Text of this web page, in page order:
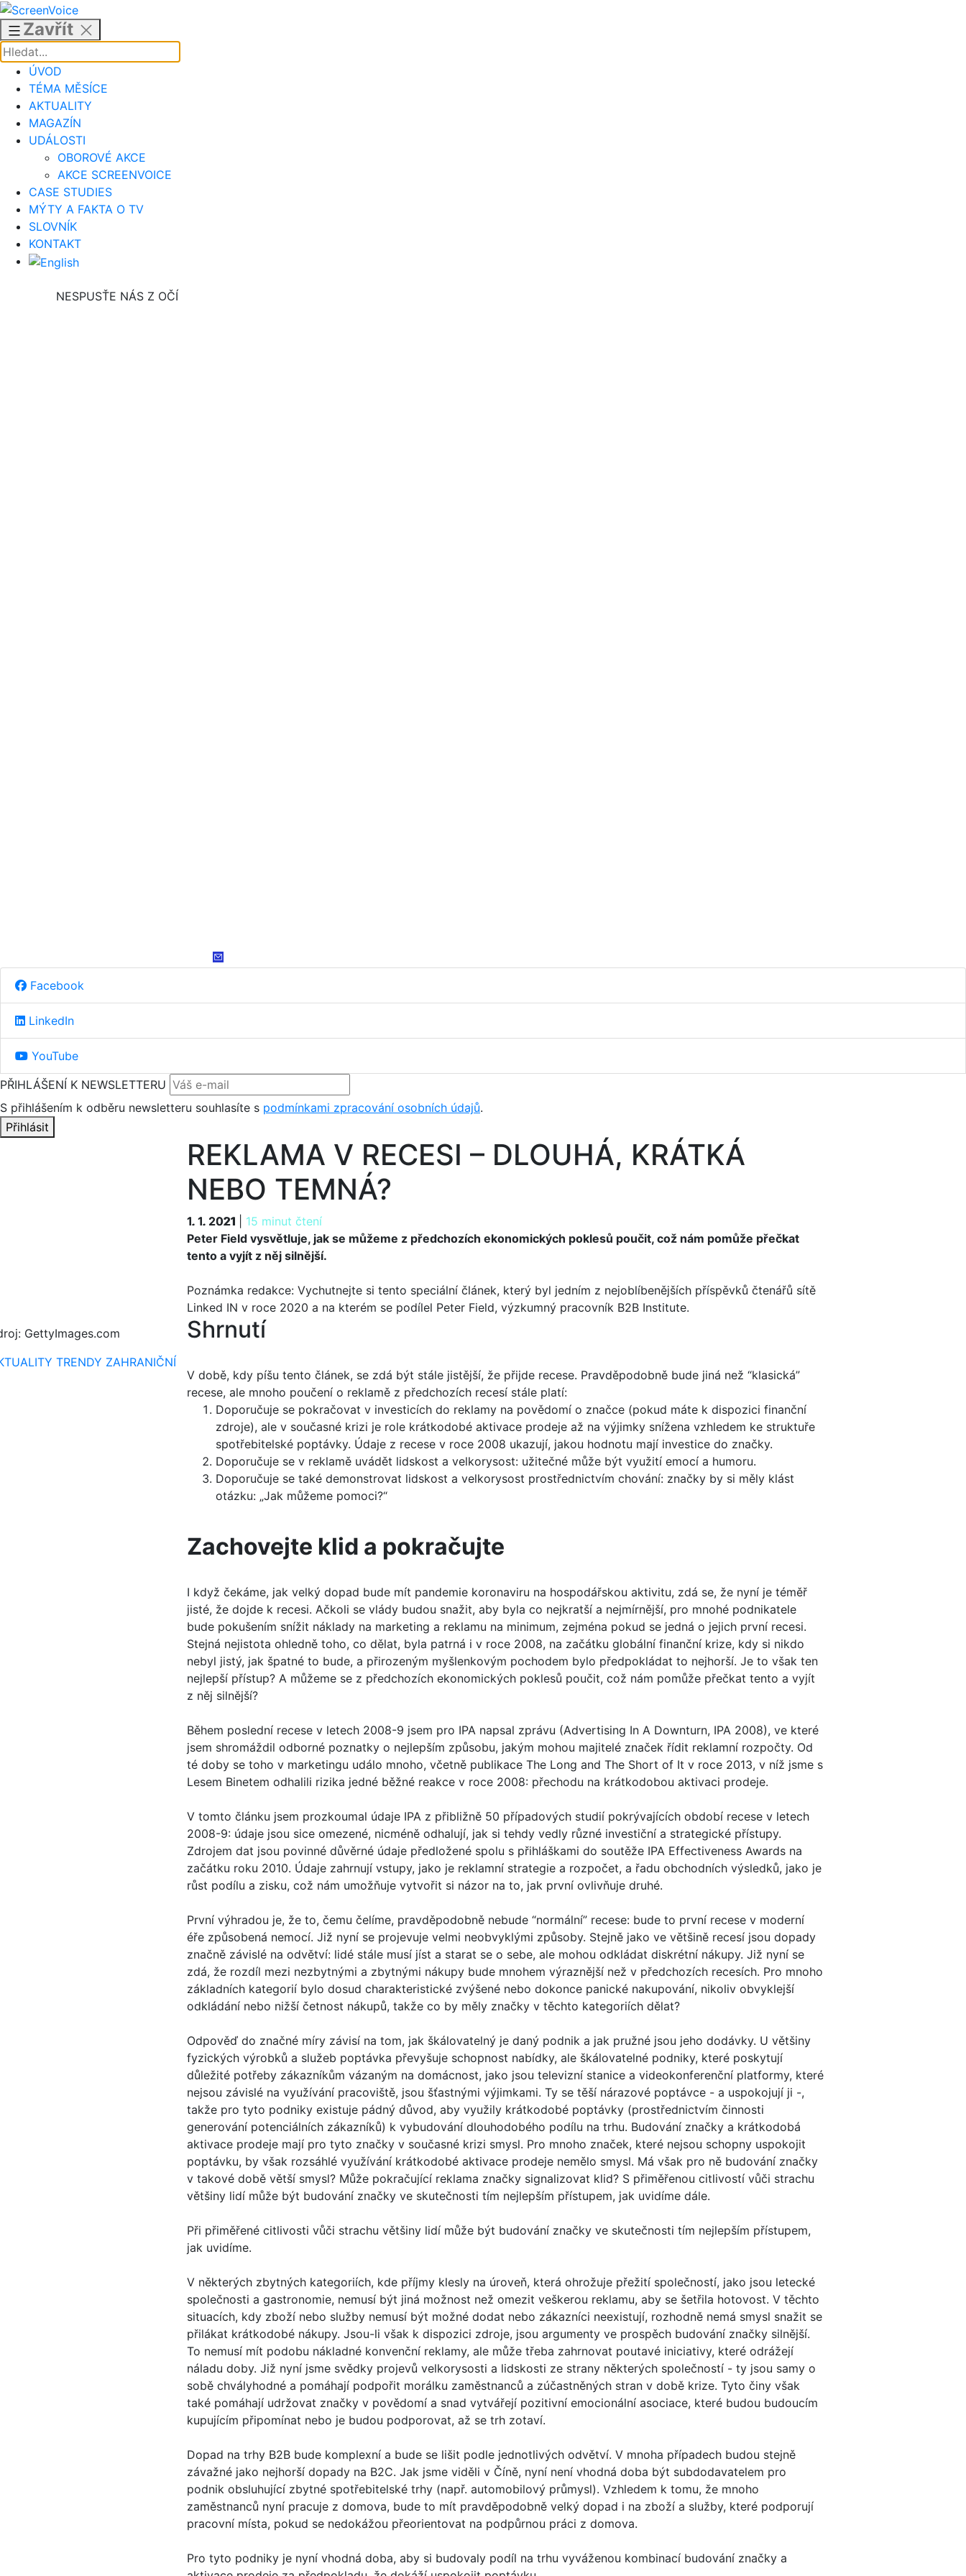
Přejít
obsahu
Zavřít
ÚVOD
TÉMA MĚSÍCE
AKTUALITY
MAGAZÍN
UDÁLOSTI
OBOROVÉ AKCE
AKCE SCREENVOICE
CASE STUDIES
MÝTY A FAKTA O TV
SLOVNÍK
KONTAKT
NESPUSŤE NÁS Z OČÍ
Facebook
LinkedIn
YouTube
PŘIHLÁŠENÍ K NEWSLETTERU
S přihlášením k odběru newsletteru souhlasíte s podmínkami zpracování osobních údajů.
Přihlásit
GettyImages.com
TRENDY ZAHRANIČNÍ
REKLAMA V RECESI – DLOUHÁ, KRÁTKÁ
NEBO TEMNÁ?
1. 1. 2021 15 minut čtení
1. 1. 2021
Peter Field vysvětluje, jak se můžeme z předchozích ekonomických poklesů poučit, což nám pomůže přečkat
tento a vyjít z něj silnější.
Poznámka redakce: Vychutnejte si tento speciální článek, který byl jedním z nejoblíbenějších příspěvků čtenářů sítě
Linked IN v roce 2020 a na kterém se podílel Peter Field, výzkumný pracovník B2B Institute.
Shrnutí
V době, kdy píšu tento článek, se zdá být stále jistější, že přijde recese. Pravděpodobně bude jiná než “klasická”
recese, ale mnoho poučení o reklamě z předchozích recesí stále platí:
Doporučuje se pokračovat v investicích do reklamy na povědomí o značce (pokud máte k dispozici finanční
zdroje), ale v současné krizi je role krátkodobé aktivace prodeje až na výjimky snížena vzhledem ke struktuře
spotřebitelské poptávky. Údaje z recese v roce 2008 ukazují, jakou hodnotu mají investice do značky.
Doporučuje se v reklamě uvádět lidskost a velkorysost: užitečné může být využití emocí a humoru.
Doporučuje se také demonstrovat lidskost a velkorysost prostřednictvím chování: značky by si měly klást
otázku: „Jak můžeme pomoci?“
Zachovejte klid a pokračujte
I když čekáme, jak velký dopad bude mít pandemie koronaviru na hospodářskou aktivitu, zdá se, že nyní je téměř
jisté, že dojde k recesi. Ačkoli se vlády budou snažit, aby byla co nejkratší a nejmírnější, pro mnohé podnikatele
bude pokušením snížit náklady na marketing a reklamu na minimum, zejména pokud se jedná o jejich první recesi.
Stejná nejistota ohledně toho, co dělat, byla patrná i v roce 2008, na začátku globální finanční krize, kdy si nikdo
nebyl jistý, jak špatné to bude, a přirozeným myšlenkovým pochodem bylo předpokládat to nejhorší. Je to však ten
nejlepší přístup? A můžeme se z předchozích ekonomických poklesů poučit, což nám pomůže přečkat tento a vyjít
z něj silnější?
Během poslední recese v letech 2008-9 jsem pro IPA napsal zprávu (Advertising In A Downturn, IPA 2008), ve které
jsem shromáždil odborné poznatky o nejlepším způsobu, jakým mohou majitelé značek řídit reklamní rozpočty. Od
té doby se toho v marketingu událo mnoho, včetně publikace The Long and The Short of It v roce 2013, v níž jsme s
Lesem Binetem odhalili rizika jedné běžné reakce v roce 2008: přechodu na krátkodobou aktivaci prodeje.
V tomto článku jsem prozkoumal údaje IPA z přibližně 50 případových studií pokrývajících období recese v letech
2008-9: údaje jsou sice omezené, nicméně odhalují, jak si tehdy vedly různé investiční a strategické přístupy.
Zdrojem dat jsou povinné důvěrné údaje předložené spolu s přihláškami do soutěže IPA Effectiveness Awards na
začátku roku 2010. Údaje zahrnují vstupy, jako je reklamní strategie a rozpočet, a řadu obchodních výsledků, jako je
růst podílu a zisku, což nám umožňuje vytvořit si názor na to, jak první ovlivňuje druhé.
První výhradou je, že to, čemu čelíme, pravděpodobně nebude “normální” recese: bude to první recese v moderní
éře způsobená nemocí. Již nyní se projevuje velmi neobvyklými způsoby. Stejně jako ve většině recesí jsou dopady
značně závislé na odvětví: lidé stále musí jíst a starat se o sebe, ale mohou odkládat diskrétní nákupy. Již nyní se
zdá, že rozdíl mezi nezbytnými a zbytnými nákupy bude mnohem výraznější než v předchozích recesích. Pro mnoho
základních kategorií bylo dosud charakteristické zvýšené nebo dokonce panické nakupování, nikoliv obvyklejší
odkládání nebo nižší četnost nákupů, takže co by měly značky v těchto kategoriích dělat?
Odpověď do značné míry závisí na tom, jak škálovatelný je daný podnik a jak pružné jsou jeho dodávky. U většiny
fyzických výrobků a služeb poptávka převyšuje schopnost nabídky, ale škálovatelné podniky, které poskytují
důležité potřeby zákazníkům vázaným na domácnost, jako jsou televizní stanice a videokonferenční platformy, které
nejsou závislé na využívání pracoviště, jsou šťastnými výjimkami. Ty se těší nárazové poptávce - a uspokojují ji -,
takže pro tyto podniky existuje pádný důvod, aby využily krátkodobé poptávky (prostřednictvím činnosti
generování potenciálních zákazníků) k vybudování dlouhodobého podílu na trhu. Budování značky a krátkodobá
aktivace prodeje mají pro tyto značky v současné krizi smysl. Pro mnoho značek, které nejsou schopny uspokojit
poptávku, by však rozsáhlé využívání krátkodobé aktivace prodeje nemělo smysl. Má však pro ně budování značky
v takové době větší smysl? Může pokračující reklama značky signalizovat klid? S přiměřenou citlivostí vůči strachu
většiny lidí může být budování značky ve skutečnosti tím nejlepším přístupem, jak uvidíme dále.
Při přiměřené citlivosti vůči strachu většiny lidí může být budování značky ve skutečnosti tím nejlepším přístupem,
jak uvidíme.
V některých zbytných kategoriích, kde příjmy klesly na úroveň, která ohrožuje přežití společností, jako jsou letecké
společnosti a gastronomie, nemusí být jiná možnost než omezit veškerou reklamu, aby se šetřila hotovost. V těchto
situacích, kdy zboží nebo služby nemusí být možné dodat nebo zákazníci neexistují, rozhodně nemá smysl snažit se
přilákat krátkodobé nákupy. Jsou-li však k dispozici zdroje, jsou argumenty ve prospěch budování značky silnější.
To nemusí mít podobu nákladné konvenční reklamy, ale může třeba zahrnovat poutavé iniciativy, které odrážejí
náladu doby. Již nyní jsme svědky projevů velkorysosti a lidskosti ze strany některých společností - ty jsou samy o
sobě chvályhodné a pomáhají podpořit morálku zaměstnanců a zúčastněných stran v době krize. Tyto činy však
také pomáhají udržovat značky v povědomí a snad vytvářejí pozitivní emocionální asociace, které budou budoucím
kupujícím připomínat nebo je budou podporovat, až se trh zotaví.
Dopad na trhy B2B bude komplexní a bude se lišit podle jednotlivých odvětví. V mnoha případech budou stejně
závažné jako nejhorší dopady na B2C. Jak jsme viděli v Číně, nyní není vhodná doba být subdodavatelem pro
podnik obsluhující zbytné spotřebitelské trhy (např. automobilový průmysl). Vzhledem k tomu, že mnoho
zaměstnanců nyní pracuje z domova, bude to mít pravděpodobně velký dopad i na zboží a služby, které podporují
pracovní místa, pokud se nedokážou přeorientovat na podpůrnou práci z domova.
Pro tyto podniky je nyní vhodná doba, aby si budovaly podíl na trhu vyváženou kombinací budování značky a